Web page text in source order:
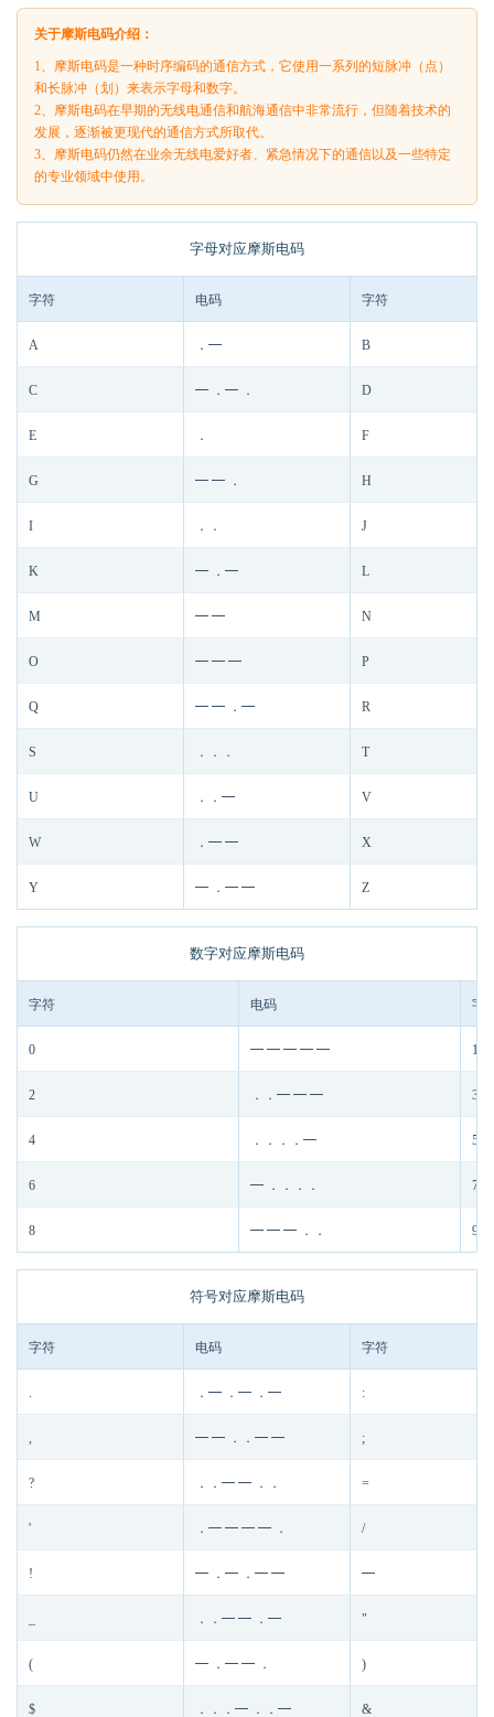
关于摩斯电码介绍：
1、摩斯电码是一种时序编码的通信方式，它使用一系列的短脉冲（点）
和长脉冲（划）来表示字母和数字。
2、摩斯电码在早期的无线电通信和航海通信中非常流行，但随着技术的
发展，逐渐被更现代的通信方式所取代。
3、摩斯电码仍然在业余无线电爱好者、紧急情况下的通信以及一些特定
的专业领域中使用。
字母对应摩斯电码
字符 电码 字符
A ．━ B
C ━ ．━ ． D
E ． F
G ━ ━ ． H
I ．． J
K ━ ．━ L
M ━ ━ N
O ━ ━ ━ P
Q ━ ━ ．━ R
S ．．． T
U ．．━ V
W ．━ ━ X
Y ━ ．━ ━ Z
数字对应摩斯电码
字符 电码 字
0 ━ ━ ━ ━ ━ 1
2 ．．━ ━ ━ 3
4 ．．．．━ 5
6 ━ ．．．． 7
8 ━ ━ ━ ．． 9
符号对应摩斯电码
字符 电码 字符
. ．━ ．━ ．━ :
, ━ ━ ．．━ ━ ;
? ．．━ ━ ．． =
' ．━ ━ ━ ━ ． /
! ━ ．━ ．━ ━ ━
．．━ ━ ．━ "
( ━ ．━ ━ ． )
$ ．．．━ ．．━ &